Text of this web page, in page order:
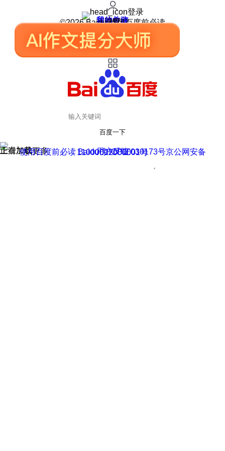
登录
我的关注
我的收藏
皮肤中心
用户反馈
设置
©2026 Baidu 使用百度前必读
百度一下
正在加载
上滑加载更多 用户反馈
使用百度前必读 Baidu 京ICP证030173号
京公网安备11000002000001号